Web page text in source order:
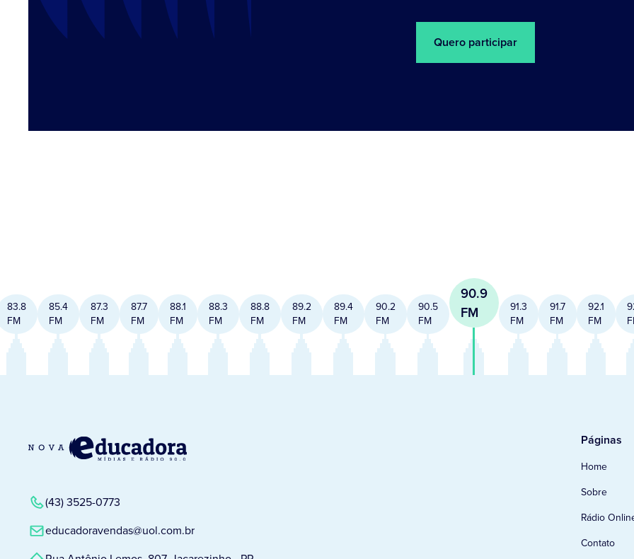
Quero participar
83.8
FM
85.4
FM
87.3
FM
87.7
FM
88.1
FM
88.3
FM
88.8
FM
89.2
FM
89.4
FM
90.2
FM
90.5
FM
90.9
FM
91.3
FM
91.7
FM
92.1
FM
(43) 3525-0773
educadoravendas@uol.com.br
Páginas
Home
Sobre
Rádio
Contato